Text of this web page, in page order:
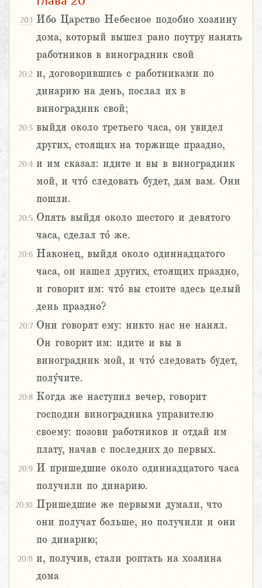
20:1 Ибо Царство Небесное подобно хозяину
дома, который вышел рано поутру нанять
работников в виноградник свой
20:2 и, договорившись с работниками по
динарию на день, послал их в
виноградник свой;
20:3 выйдя около третьего часа, он увидел
других, стоящих на торжище праздно,
20:4 и им сказал: идите и вы в виноградник
мой, и что́ следовать будет, дам вам. Они
пошли.
20:5 Опять выйдя около шестого и девятого
часа, сделал то́ же.
20:6 Наконец, выйдя около одиннадцатого
часа, он нашел других, стоящих праздно,
и говорит им: что́ вы стоите здесь целый
день праздно?
20:7 Они говорят ему: никто нас не нанял.
Он говорит им: идите и вы в
виноградник мой, и что́ следовать будет,
полу́чите.
20:8 Когда же наступил вечер, говорит
господин виноградника управителю
своему: позови работников и отдай им
плату, начав с последних до первых.
20:9 И пришедшие около одиннадцатого часа
получили по динарию.
20:10 Пришедшие же первыми думали, что
они получат больше, но получили и они
по динарию;
20:11 и, получив, стали роптать на хозяина
дома